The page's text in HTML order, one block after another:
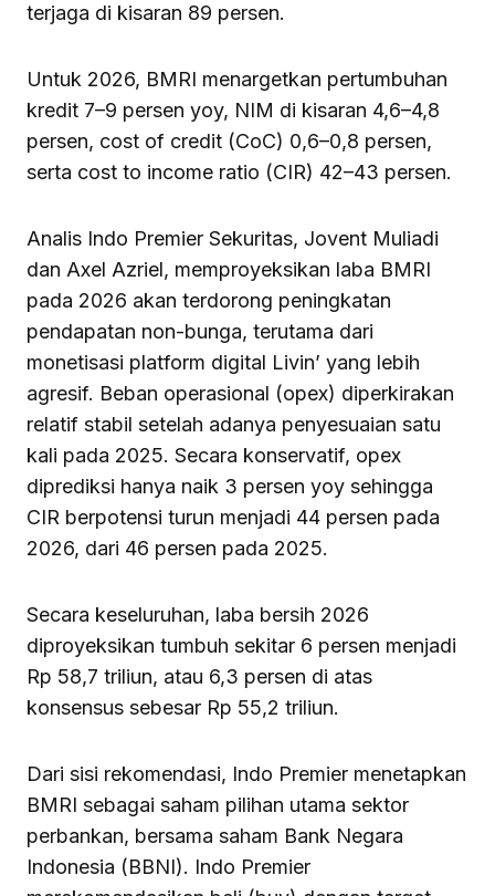
terjaga di kisaran 89 persen.
Untuk 2026, BMRI menargetkan pertumbuhan
kredit 7–9 persen yoy, NIM di kisaran 4,6–4,8
persen, cost of credit (CoC) 0,6–0,8 persen,
serta cost to income ratio (CIR) 42–43 persen.
Analis Indo Premier Sekuritas, Jovent Muliadi
dan Axel Azriel, memproyeksikan laba BMRI
pada 2026 akan terdorong peningkatan
pendapatan non-bunga, terutama dari
monetisasi platform digital Livin’ yang lebih
agresif. Beban operasional (opex) diperkirakan
relatif stabil setelah adanya penyesuaian satu
kali pada 2025. Secara konservatif, opex
diprediksi hanya naik 3 persen yoy sehingga
CIR berpotensi turun menjadi 44 persen pada
2026, dari 46 persen pada 2025.
Secara keseluruhan, laba bersih 2026
diproyeksikan tumbuh sekitar 6 persen menjadi
Rp 58,7 triliun, atau 6,3 persen di atas
konsensus sebesar Rp 55,2 triliun.
Dari sisi rekomendasi, Indo Premier menetapkan
BMRI sebagai saham pilihan utama sektor
perbankan, bersama saham Bank Negara
Indonesia (BBNI). Indo Premier